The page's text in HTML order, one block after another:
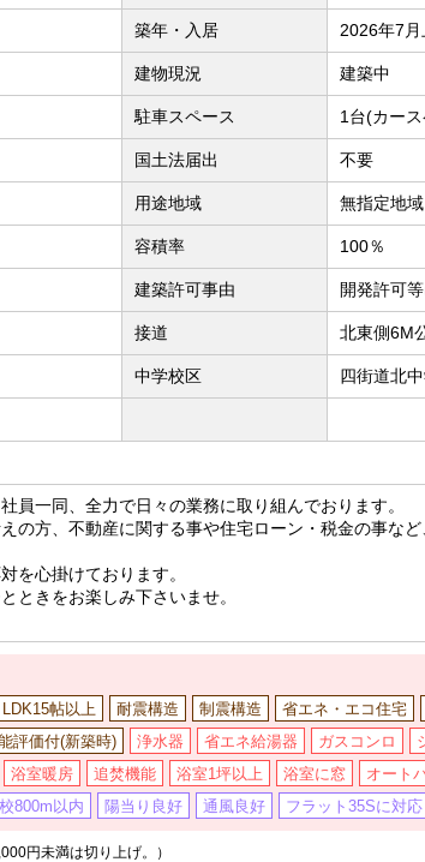
築年・入居 2026年7月
建物現況 建築中
駐車スペース 1台(カー
国土法届出 不要
用途地域 無指定地域
容積率 100％
建築許可事由 開発許可
接道 北東側6M
中学校区 四街道北
員一同、全力で日々の業務に取り組んでおります。
の方、不動産に関する事や住宅ローン・税金の事な
を心掛けております。
ときをお楽しみ下さいませ。
LDK15帖以上 耐震構造 制震構造 省エネ・エコ住宅
評価付(新築時) 浄水器 省エネ給湯器 ガスコンロ
浴室暖房 追焚機能 浴室1坪以上 浴室に窓 オート
800m以内 陽当り良好 通風良好 フラット35Sに対応
円未満は切り上げ。）